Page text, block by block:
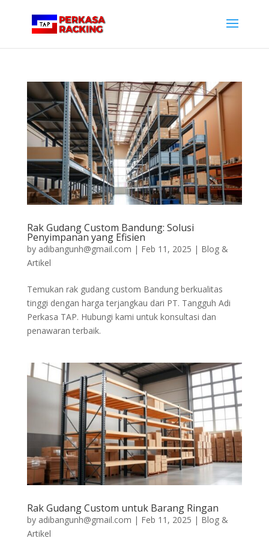
Rak Gudang Custom Bandung: Solusi
Penyimpanan yang Efisien
by adibangunh@gmail.com | Feb 11, 2025 | Blog &
Artikel
Temukan rak gudang custom Bandung berkualitas
tinggi dengan harga terjangkau dari PT. Tangguh Adi
Perkasa TAP. Hubungi kami untuk konsultasi dan
penawaran terbaik.
Rak Gudang Custom untuk Barang Ringan
by adibangunh@gmail.com | Feb 11, 2025 | Blog &
Artikel